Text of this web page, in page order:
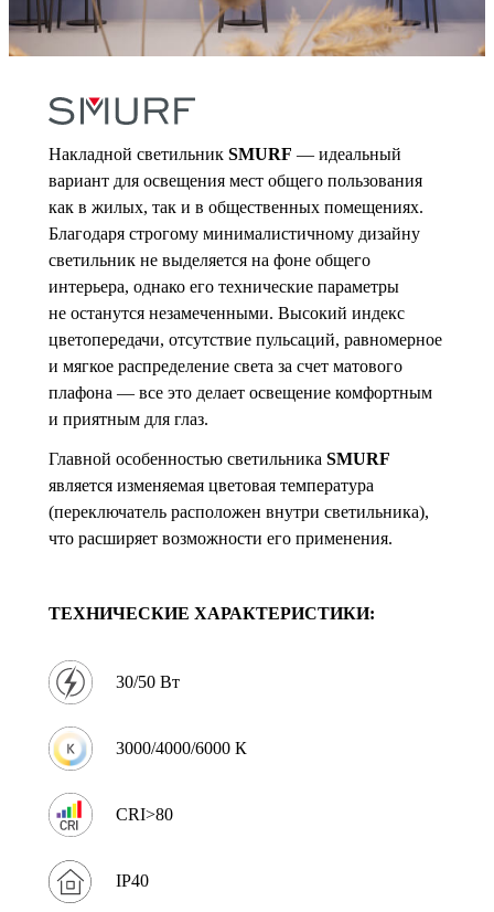
Накладной светильник SMURF — идеальный
вариант для освещения мест общего пользования
как в жилых, так и в общественных помещениях.
Благодаря строгому минималистичному дизайну
светильник не выделяется на фоне общего
интерьера, однако его технические параметры
не останутся незамеченными. Высокий индекс
цветопередачи, отсутствие пульсаций, равномерное
и мягкое распределение света за счет матового
плафона — все это делает освещение комфортным
и приятным для глаз.
Главной особенностью светильника SMURF
является изменяемая цветовая температура
(переключатель расположен внутри светильника),
что расширяет возможности его применения.
ТЕХНИЧЕСКИЕ ХАРАКТЕРИСТИКИ:
30/50 Вт
3000/4000/6000 К
CRI>80
IP40